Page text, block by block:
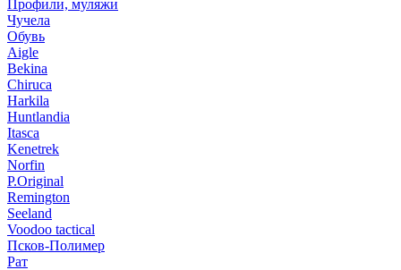
Профили, муляжи
Чучела
Обувь
Aigle
Bekina
Chiruсa
Harkila
Huntlandia
Itasca
Kenetrek
Norfin
P.Original
Remington
Seeland
Voodoo tactical
Псков-Полимер
Рат